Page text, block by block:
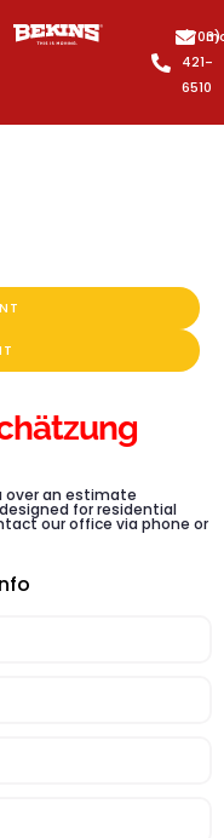
(703)
421-
6510
over an estimate
for residential
our office via phone or